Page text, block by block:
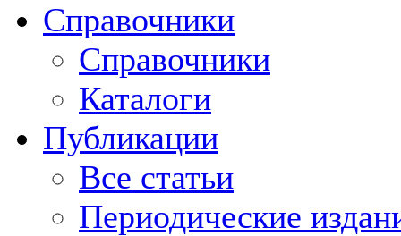
Справочники
Справочники
Каталоги
Публикации
Все статьи
Периодические